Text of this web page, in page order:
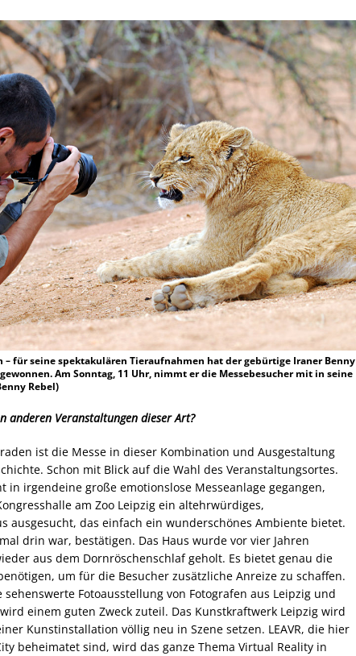
– für seine spektakulären Tieraufnahmen hat der gebürtige Iraner Benny
Am Sonntag, 11 Uhr, nimmt er die Messebesucher mit in seine
Rebel)
anderen Veranstaltungen dieser Art?
ist die Messe in dieser Kombination und Ausgestaltung
Schon mit Blick auf die Wahl des Veranstaltungsortes.
in irgendeine große emotionslose Messeanlage gegangen,
am Zoo Leipzig ein altehrwürdiges,
ausgesucht, das einfach ein wunderschönes Ambiente bietet.
drin war, bestätigen. Das Haus wurde vor vier Jahren
aus dem Dornröschenschlaf geholt. Es bietet genau die
um für die Besucher zusätzliche Anreize zu schaffen.
Fotoausstellung von Fotografen aus Leipzig und
einem guten Zweck zuteil. Das Kunstkraftwerk Leipzig wird
Kunstinstallation völlig neu in Szene setzen. LEAVR, die hier
beheimatet sind, wird das ganze Thema Virtual Reality in